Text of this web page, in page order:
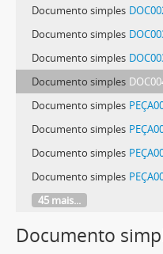
Documento simples DOC002 - BPE,
Documento simples DOC003 - BPE,
Documento simples DOC003 - BPE,
Documento simples DOC004 - BPE,
Documento simples PEÇA001 -
Documento simples PEÇA002 -
Documento simples PEÇA003 -
Documento simples PEÇA005 -
45 mais...
Documento